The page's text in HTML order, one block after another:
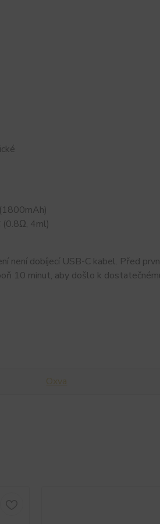
(0.8Ω, 4ml)
není dobíjecí USB-C kabel. Před
10 minut, aby došlo k
Oxva